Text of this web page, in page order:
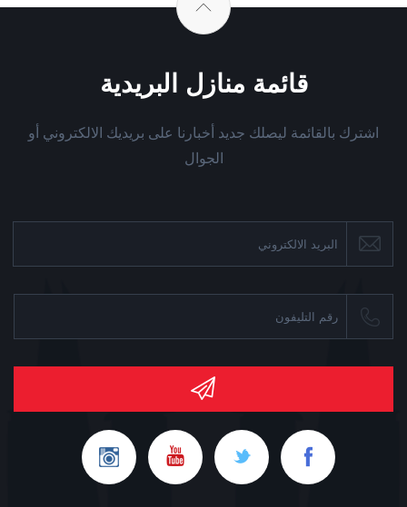
قائمة منازل البريدية
اشترك بالقائمة ليصلك جديد أخبارنا على بريديك الالكتروني أو
الجوال